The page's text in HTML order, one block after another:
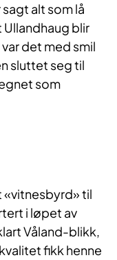
alt som lå
Ullandhaug blir
det med smil
sluttet seg til
som
«vitnesbyrd» til
i løpet av
Våland-blikk,
fikk henne